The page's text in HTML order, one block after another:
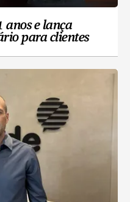
anos e lança
para clientes